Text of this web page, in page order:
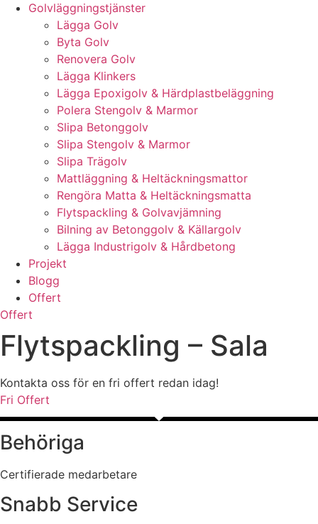
Golvläggningstjänster
Lägga Golv
Byta Golv
Renovera Golv
Lägga Klinkers
Lägga Epoxigolv & Härdplastbeläggning
Polera Stengolv & Marmor
Slipa Betonggolv
Slipa Stengolv & Marmor
Slipa Trägolv
Mattläggning & Heltäckningsmattor
Rengöra Matta & Heltäckningsmatta
Flytspackling & Golvavjämning
Bilning av Betonggolv & Källargolv
Lägga Industrigolv & Hårdbetong
Projekt
Blogg
Offert
Offert
Flytspackling – Sala
Kontakta oss för en fri offert redan idag!
Fri Offert
Behöriga
Certifierade medarbetare
Snabb Service